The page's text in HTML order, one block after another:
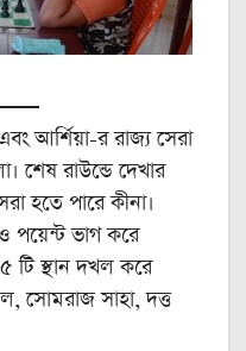
আর্শিয়া-‌র রাজ্য সেরা
শেষ রাউন্ডে দেখার
হতে পারে কীনা।
পয়েন্ট ভাগ করে
টি স্থান দখল করে
সোমরাজ সাহা, দত্ত